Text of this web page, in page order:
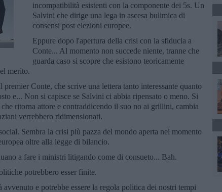
incompatibilità esistenti con la componente dei 5s. Un
Salvini che dirige una lega in ascesa bulimica di
consensi post elezioni europee.
Eppure dopo l'apertura della crisi con la sfiducia a
Conte... Al momento non succede niente, tranne che
guarda caso si scopre che esistono teoricamente
merito.
Conte, che scrive una lettera tanto interessante quanto
e... Non si capisce se Salvini ci abbia ripensato o meno. Si
ritorna attore e contraddicendo il suo no ai grillini, cambia
verrebbero ridimensionati.
Sembra la crisi più pazza del mondo aperta nel momento
oltre alla legge di bilancio.
a fare i ministri litigando come di consueto... Bah.
potrebbero esser finite.
e potrebbe essere la regola politica dei nostri tempi